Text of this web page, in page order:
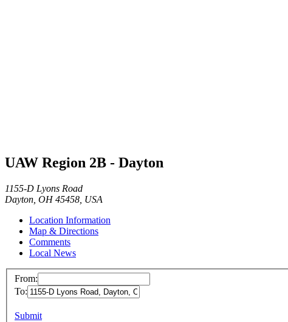
UAW Region 2B - Dayton
1155-D Lyons Road
Dayton, OH 45458, USA
Location Information
Map & Directions
Comments
Local News
From:
To:
Submit